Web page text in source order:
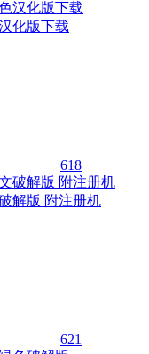
化版下载
618
解版 附注册机
621